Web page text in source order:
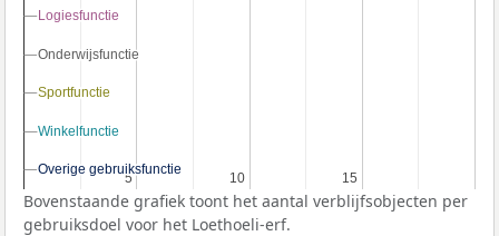
5
5 10
10 15
15
Logiesfunctie
Logiesfunctie
Onderwijsfunctie
Onderwijsfunctie
Sportfunctie
Sportfunctie
Winkelfunctie
Winkelfunctie
Overige gebruiksfunctie
Overige gebruiksfunctie
Bovenstaande grafiek toont het aantal verblijfsobjecten per
gebruiksdoel voor het Loethoeli-erf.